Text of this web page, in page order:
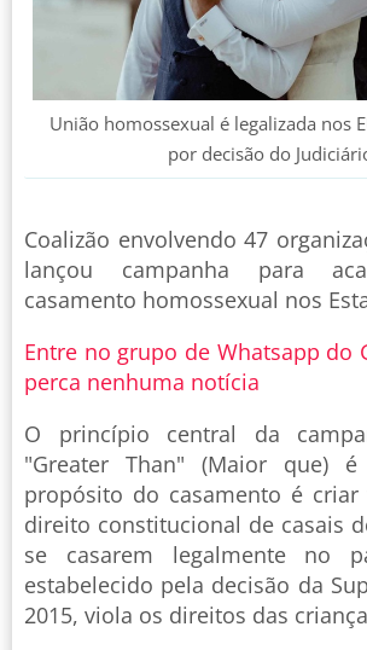
União homossexual é legalizada nos
por decisão do
Coalizão envolvendo 47
lançou campanha para
casamento homossexual nos
Entre no grupo de Whatsapp do
perca nenhuma notícia
O princípio central da
"Greater Than" (Maior que)
propósito do casamento é
direito constitucional de casais
se casarem legalmente no
estabelecido pela decisão da
2015, viola os direitos das